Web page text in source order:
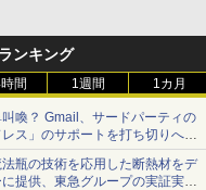
ンキング
間 1週間 1カ月
喚？ Gmail、サードパーティの
レス」のサポートを打ち切りへ
】
瓶の技術を応用した断熱材をデ
提供、東急グループの実証実験